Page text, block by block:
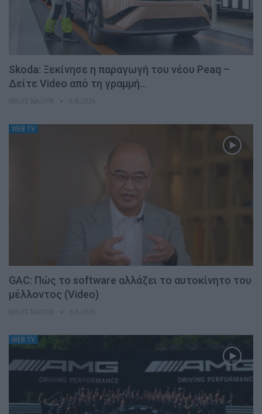
Skoda: Ξεκίνησε η παραγωγή του νέου Peaq –
Δείτε Video από τη γραμμή…
WEB TV
GAC: Πώς το software αλλάζει το αυτοκίνητο του
μέλλοντος (Video)
WEB TV